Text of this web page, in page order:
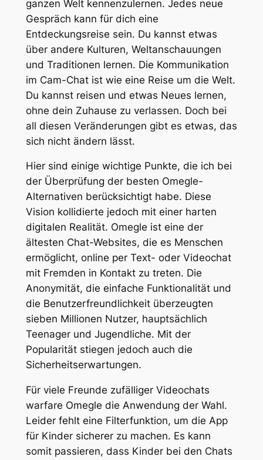
ganzen Welt kennenzulernen. Jedes neue
Gespräch kann für dich eine
Entdeckungsreise sein. Du kannst etwas
über andere Kulturen, Weltanschauungen
und Traditionen lernen. Die Kommunikation
im Cam-Chat ist wie eine Reise um die Welt.
Du kannst reisen und etwas Neues lernen,
ohne dein Zuhause zu verlassen. Doch bei
all diesen Veränderungen gibt es etwas, das
sich nicht ändern lässt.
Hier sind einige wichtige Punkte, die ich bei
der Überprüfung der besten Omegle-
Alternativen berücksichtigt habe. Diese
Vision kollidierte jedoch mit einer harten
digitalen Realität. Omegle ist eine der
ältesten Chat-Websites, die es Menschen
ermöglicht, online per Text- oder Videochat
mit Fremden in Kontakt zu treten. Die
Anonymität, die einfache Funktionalität und
die Benutzerfreundlichkeit überzeugten
sieben Millionen Nutzer, hauptsächlich
Teenager und Jugendliche. Mit der
Popularität stiegen jedoch auch die
Sicherheitserwartungen.
Für viele Freunde zufälliger Videochats
warfare Omegle die Anwendung der Wahl.
Leider fehlt eine Filterfunktion, um die App
für Kinder sicherer zu machen. Es kann
somit passieren, dass Kinder bei den Chats